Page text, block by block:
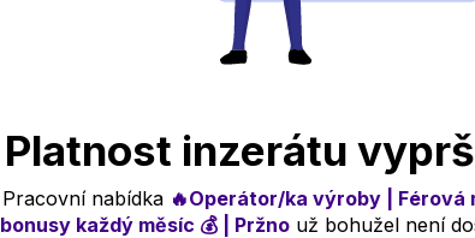
Platnost inzerátu
Pracovní nabídka 🔥Operátor/ka výroby | Férová
bonusy každý měsíc 💰 | Pržnouž bohužel není